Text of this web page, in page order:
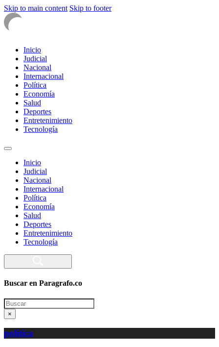
Skip to main content Skip to footer
Inicio
Judicial
Nacional
Internacional
Política
Economía
Salud
Deportes
Entretenimiento
Tecnología
Inicio
Judicial
Nacional
Internacional
Política
Economía
Salud
Deportes
Entretenimiento
Tecnología
Buscar en Paragrafo.co
Search
×
política